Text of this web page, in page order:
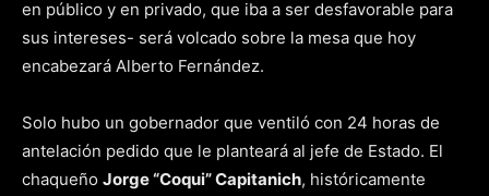
en público y en privado, que iba a ser desfavorable para
sus intereses- será volcado sobre la mesa que hoy
encabezará Alberto Fernández.
Solo hubo un gobernador que ventiló con 24 horas de
antelación pedido que le planteará al jefe de Estado. El
chaqueño Jorge “Coqui” Capitanich, históricamente